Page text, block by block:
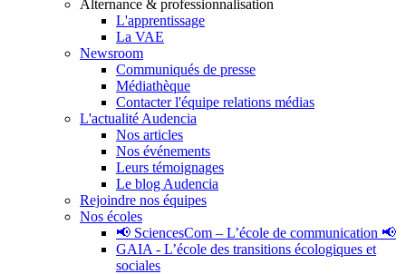
Alternance & professionnalisation
L'apprentissage
La VAE
Newsroom
Communiqués de presse
Médiathèque
Contacter l'équipe relations médias
L'actualité Audencia
Nos articles
Nos événements
Leurs témoignages
Le blog Audencia
Rejoindre nos équipes
Nos écoles
📢 SciencesCom – L’école de communication 📢
GAIA - L’école des transitions écologiques et
sociales